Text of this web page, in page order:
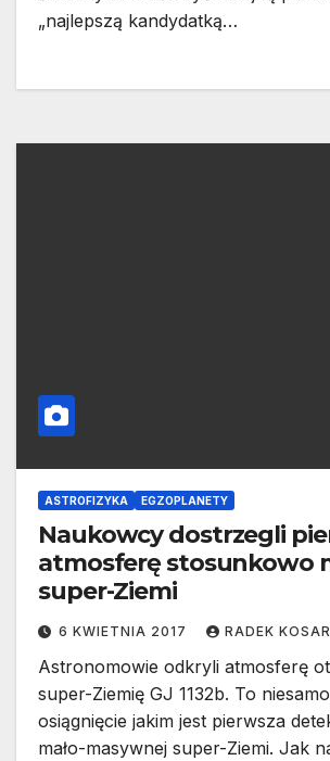
„najlepszą kandydatką…
ASTROFIZYKA EGZOPLANETY
Naukowcy dostrzegli
atmosferę stosunkowo
super-Ziemi
6 KWIETNIA 2017 RADEK
Astronomowie odkryli atmosferę
super-Ziemię GJ 1132b. To
osiągnięcie jakim jest pierwsza
mało-masywnej super-Ziemi. Jak